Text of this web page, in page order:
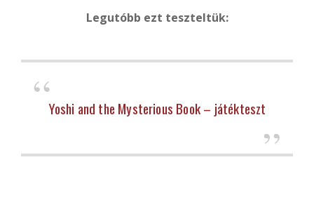
Legutóbb ezt teszteltük:
Yoshi and the Mysterious Book – játékteszt